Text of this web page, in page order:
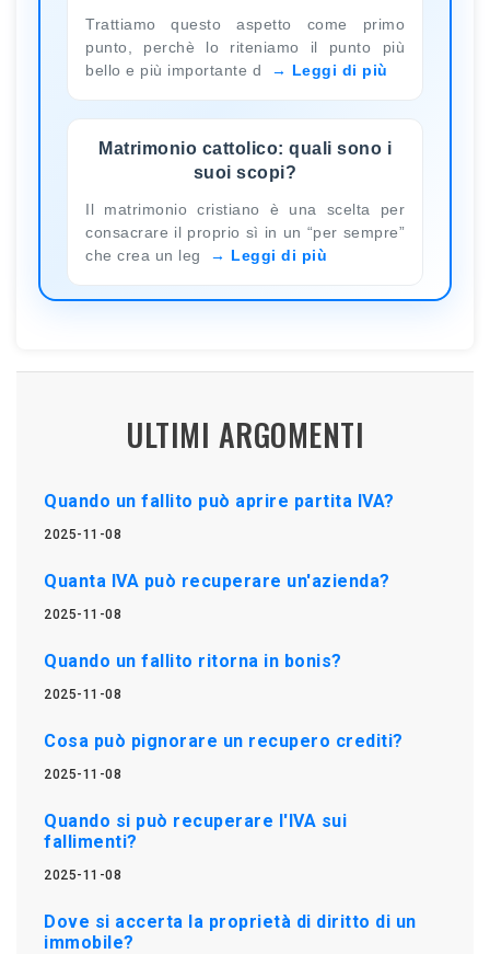
Trattiamo questo aspetto come primo
punto, perchè lo riteniamo il punto più
bello e più importante d
Leggi di più
Matrimonio cattolico: quali sono i
suoi scopi?
Il matrimonio cristiano è una scelta per
consacrare il proprio sì in un “per sempre”
che crea un leg
Leggi di più
ULTIMI ARGOMENTI
Quando un fallito può aprire partita IVA?
2025-11-08
Quanta IVA può recuperare un'azienda?
2025-11-08
Quando un fallito ritorna in bonis?
2025-11-08
Cosa può pignorare un recupero crediti?
2025-11-08
Quando si può recuperare l'IVA sui
fallimenti?
2025-11-08
Dove si accerta la proprietà di diritto di un
immobile?